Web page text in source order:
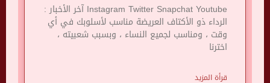
Instagram Twitter Snapchat Youtube آخر الأخبار :
الرداء ذو ​​الأكتاف العريضة مناسب لأسلوبك في أي
وقت ، ومناسب لجميع النساء ، وبسبب شعبيته ،
اخترنا
قرأة المزيد